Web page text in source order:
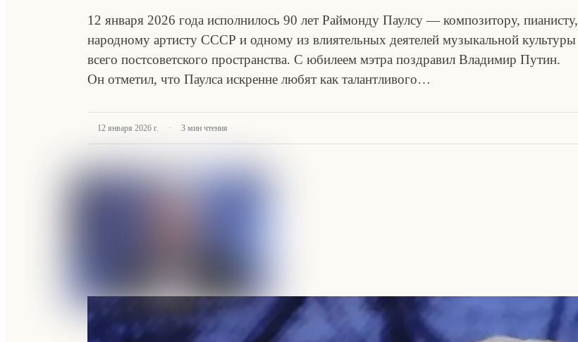
12 января 2026 года исполнилось 90 лет Раймонду Паулсу — композитору, пианисту,
народному артисту СССР и одному из влиятельных деятелей музыкальной культуры
всего постсоветского пространства. С юбилеем мэтра поздравил Владимир Путин.
Он отметил, что Паулса искренне любят как талантливого…
12 января 2026 г. · 3 мин чтения